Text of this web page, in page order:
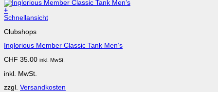
+
Schnellansicht
Clubshops
Inglorious Member Classic Tank Men’s
CHF 35.00 inkl. MwSt.
inkl. MwSt.
zzgl. Versandkosten